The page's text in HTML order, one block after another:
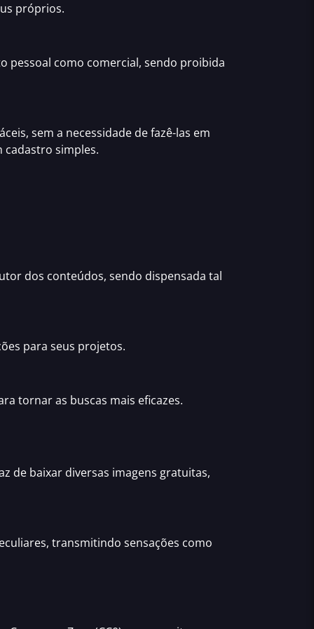
próprios.
pessoal como comercial, sendo proibida
sem a necessidade de fazê-las em
cadastro simples.
dos conteúdos, sendo dispensada tal
para seus projetos.
tornar as buscas mais eficazes.
de baixar diversas imagens gratuitas,
transmitindo sensações como